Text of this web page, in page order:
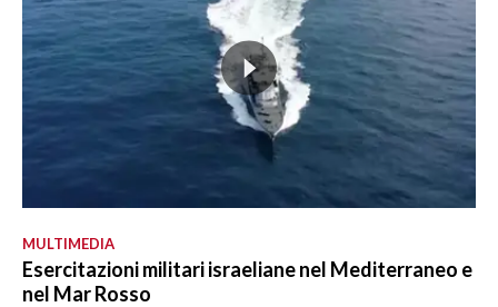
MULTIMEDIA
Esercitazioni militari israeliane nel Mediterraneo e
nel Mar Rosso